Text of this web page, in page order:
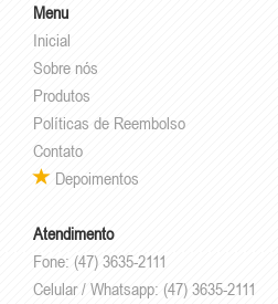
Menu
Inicial
Sobre nós
Produtos
Políticas de Reembolso
Contato
Depoimentos
Atendimento
Fone: (47) 3635-2111
Celular / Whatsapp: (47) 3635-2111